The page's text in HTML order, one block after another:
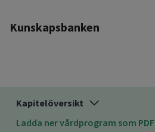
Kunskapsbanken
Kapitelöversikt
Ladda ner vårdprogram som PDF